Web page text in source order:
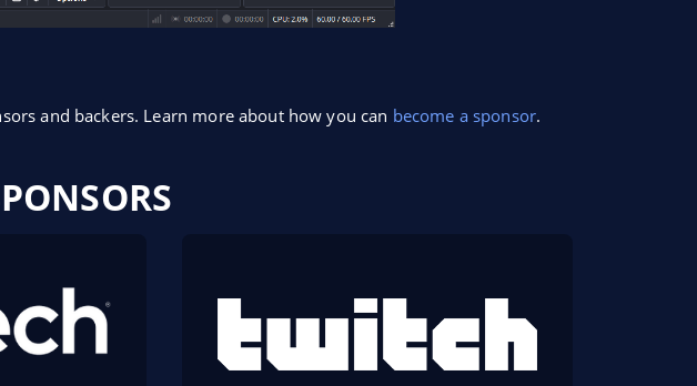
and backers. Learn more about how you can become a sponsor.